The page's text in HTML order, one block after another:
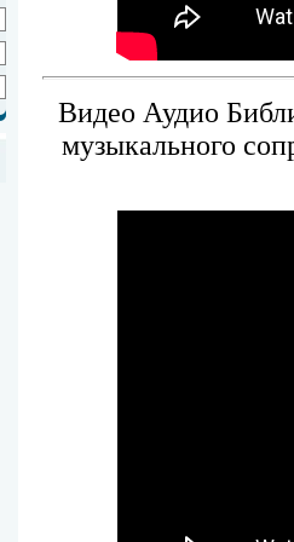
Видео Аудио
музыкального